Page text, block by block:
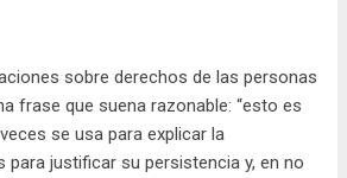
de exclusión, desprotección
situaciones posibles. Una de las
radica en la falta de reconocimiento
Parejas del mismo sexo
sobre derechos de las personas
frase que suena razonable: “esto es
se usa para explicar la
para justificar su persistencia y, en no